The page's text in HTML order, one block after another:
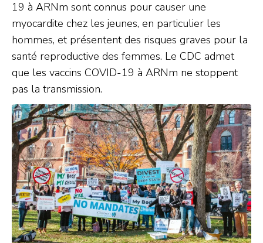
19 à ARNm sont connus pour causer une
myocardite chez les jeunes, en particulier les
hommes, et présentent des risques graves pour la
santé reproductive des femmes. Le CDC admet
que les vaccins COVID-19 à ARNm ne stoppent
pas la transmission.